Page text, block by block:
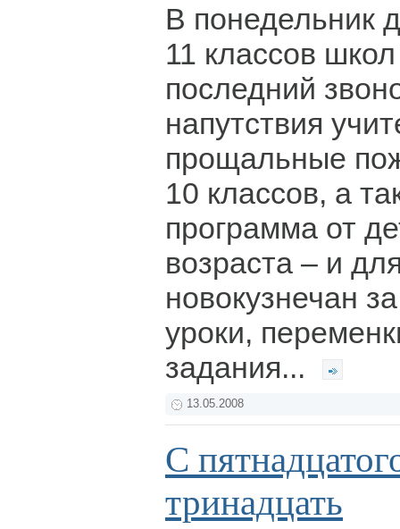
В понедельник
11 классов
последний
напутствия
прощальные
10 классов, а
программа от
возраста – и
новокузнечан
уроки,
задания...
13.05.2008
С
тринадцать